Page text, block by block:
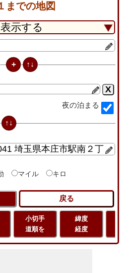
までの地図
夜の泊まる
マイル キロ
小切手
道順を
緯度
経度